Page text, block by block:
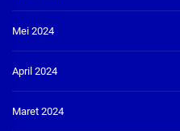
Mei 2024
April 2024
Maret 2024